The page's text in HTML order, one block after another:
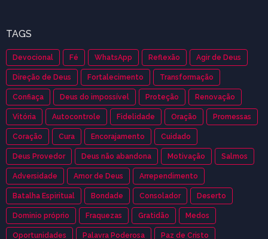
TAGS
Devocional Fé WhatsApp Reflexão Agir de Deus
Direção de Deus Fortalecimento Transformação
Confiaça Deus do impossível Proteção Renovação
Vitória Autocontrole Fidelidade Oração Promessas
Coração Cura Encorajamento Cuidado
Deus Provedor Deus não abandona Motivação Salmos
Adversidade Amor de Deus Arrependimento
Batalha Espiritual Bondade Consolador Deserto
Dominio próprio Fraquezas Gratidão Medos
Oportunidades Palavra Poderosa Paz de Cristo